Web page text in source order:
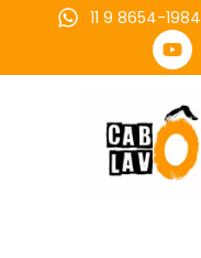
11 9 8654-1984